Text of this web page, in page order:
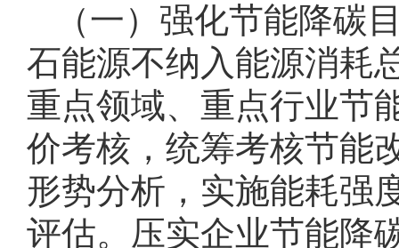
（一）强化节能降碳
石能源不纳入能源消耗
重点领域、重点行业节
价考核，统筹考核节能
形势分析，实施能耗强
评估。压实企业节能降